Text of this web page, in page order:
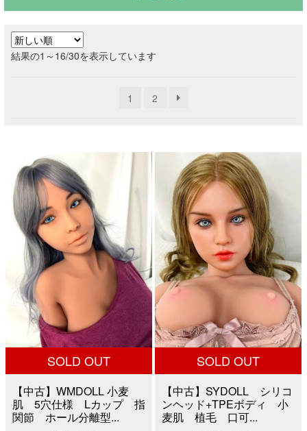
ラブドール買取・処分
結果の1～16/30を表示しています新
順
1 2
SOLD OUT
【中古】WMDOLL 小麦
肌 5穴仕様 Lカップ 指
関節 ホール分離型...
SOLD OUT
【中古】SYDOLL シリコ
ンヘッド+TPEボディ 小
麦肌 植毛 口可...